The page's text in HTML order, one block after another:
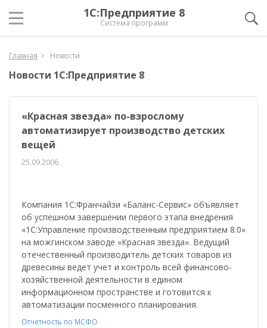
1С:Предприятие 8
Система программ
Главная Новости
Новости 1С:Предприятие 8
«Красная звезда» по-взрослому
автоматизирует производство детских
вещей
25.09.2006
Компания 1С:Франчайзи «Баланс-Сервис» объявляет
об успешном завершении первого этапа внедрения
«1С:Управление производственным предприятием 8.0»
на можгинском заводе «Красная звезда». Ведущий
отечественный производитель детских товаров из
древесины ведет учет и контроль всей финансово-
хозяйственной деятельности в едином
информационном пространстве и готовится к
автоматизации посменного планирования.
Отчетность по МСФО